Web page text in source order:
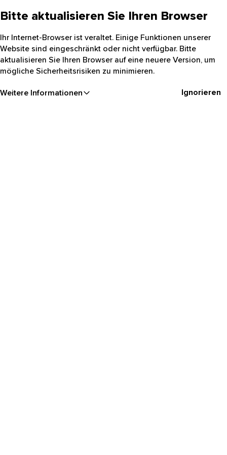
Bitte aktualisieren Sie Ihren Browser
Ihr Internet-Browser ist veraltet. Einige Funktionen unserer
Website sind eingeschränkt oder nicht verfügbar. Bitte
aktualisieren Sie Ihren Browser auf eine neuere Version, um
mögliche Sicherheitsrisiken zu minimieren.
Weitere Informationen Ignorieren